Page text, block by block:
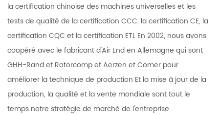
la certification chinoise des machines universelles et les
tests de qualité de la certification CCC, la certification CE, la
certification CQC et la certification ETL En 2002, nous avons
coopéré avec le fabricant d'Air End en Allemagne qui sont
GHH-Rand et Rotorcomp et Aerzen et Comer pour
améliorer la technique de production Et la mise à jour de la
production, la qualité et la vente mondiale sont tout le
temps notre stratégie de marché de l'entreprise